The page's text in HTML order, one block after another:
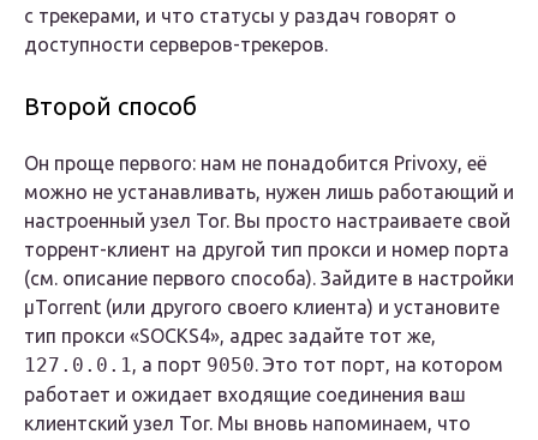
с трекерами, и что статусы у раздач говорят о
доступности серверов-трекеров.
Второй способ
Он проще первого: нам не понадобится Privoxy, её
можно не устанавливать, нужен лишь работающий и
настроенный узел Tor. Вы просто настраиваете свой
торрент-клиент на другой тип прокси и номер порта
(см. описание первого способа). Зайдите в настройки
µTorrent (или другого своего клиента) и установите
тип прокси «SOCKS4», адрес задайте тот же,
127.0.0.1, а порт 9050. Это тот порт, на котором
работает и ожидает входящие соединения ваш
клиентский узел Tor. Мы вновь напоминаем, что